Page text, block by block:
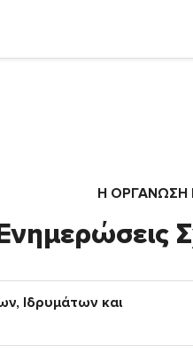
Η ΟΡΓΆΝΩΣΗ
Ιδρυμάτων και